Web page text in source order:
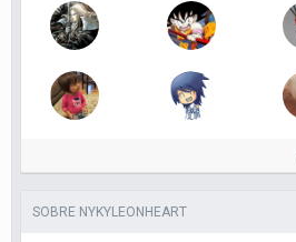
SOBRE NYKYLEONHEART